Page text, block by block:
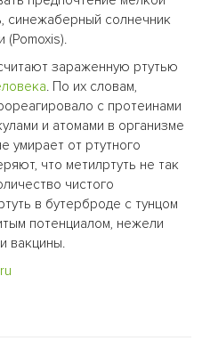
синежаберный солнечник
(Pomoxis).
зараженную ртутью
. По их словам,
с протеинами
и атомами в организме
умирает от ртутного
что метилртуть не так
чистого
в бутерброде с тунцом
потенциалом, нежели
вакцины.